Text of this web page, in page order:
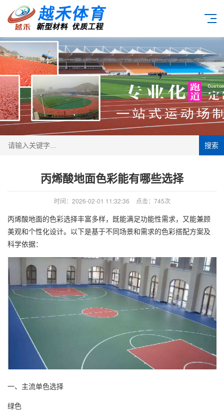
搜索
丙烯酸地面色彩能有哪些选择
时间：2026-02-01 11:32:36 点击：745次
丙烯酸地面的色彩选择丰富多样，既能满足功能性需求，又能兼顾
美观和个性化设计。以下是基于不同场景和需求的色彩搭配方案及
科学依据：
一、主流单色选择
绿色